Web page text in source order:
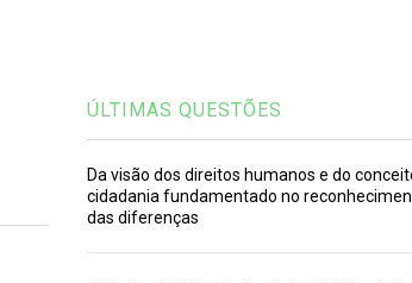
ÚLTIMAS QUESTÕES
Da visão dos direitos humanos e do
cidadania fundamentado no
das diferenças